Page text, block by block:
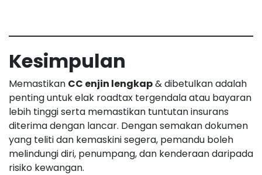
Kesimpulan
Memastikan CC enjin lengkap& dibetulkan adalah
penting untuk elak roadtax tergendala atau bayaran
lebih tinggi serta memastikan tuntutan insurans
diterima dengan lancar. Dengan semakan dokumen
yang teliti dan kemaskini segera, pemandu boleh
melindungi diri, penumpang, dan kenderaan daripada
risiko kewangan.